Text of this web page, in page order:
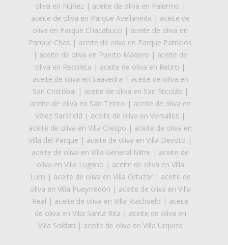
oliva en Núñez| aceite de oliva en Palermo |
aceite de oliva en Parque Avellaneda | aceite de
oliva en Parque Chacabuco | aceite de oliva en
Parque Chas | aceite de oliva en Parque Patricios
| aceite de oliva en Puerto Madero | aceite de
oliva en Recoleta | aceite de oliva en Retiro |
aceite de oliva en Saavedra | aceite de oliva en
San Cristóbal | aceite de oliva en San Nicolás |
aceite de oliva en San Telmo | aceite de oliva en
Vélez Sarsfield | aceite de oliva en Versalles |
aceite de oliva en Villa Crespo | aceite de oliva en
Villa del Parque | aceite de oliva en Villa Devoto |
aceite de oliva en Villa General Mitre | aceite de
oliva en Villa Lugano | aceite de oliva en Villa
Luro | aceite de oliva en Villa Ortuzar| aceite de
oliva en Villa Pueyrredón | aceite de oliva en Villa
Real | aceite de oliva en Villa Riachuelo | aceite
de oliva en Villa Santa Rita | aceite de oliva en
Villa Soldati | aceite de oliva en Villa Urquiza